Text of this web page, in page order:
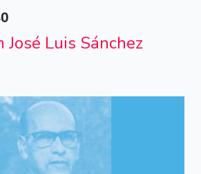
José Luis Sánchez